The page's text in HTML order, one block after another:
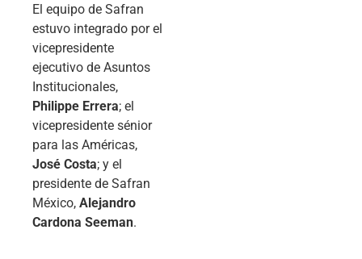
El equipo de Safran
estuvo integrado por el
vicepresidente
ejecutivo de Asuntos
Institucionales,
Philippe Errera; el
vicepresidente sénior
para las Américas,
José Costa; y el
presidente de Safran
México, Alejandro
Cardona Seeman.